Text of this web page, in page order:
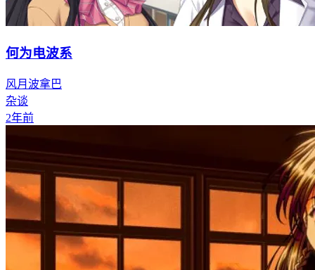
何为电波系
风月波拿巴
杂谈
2年前